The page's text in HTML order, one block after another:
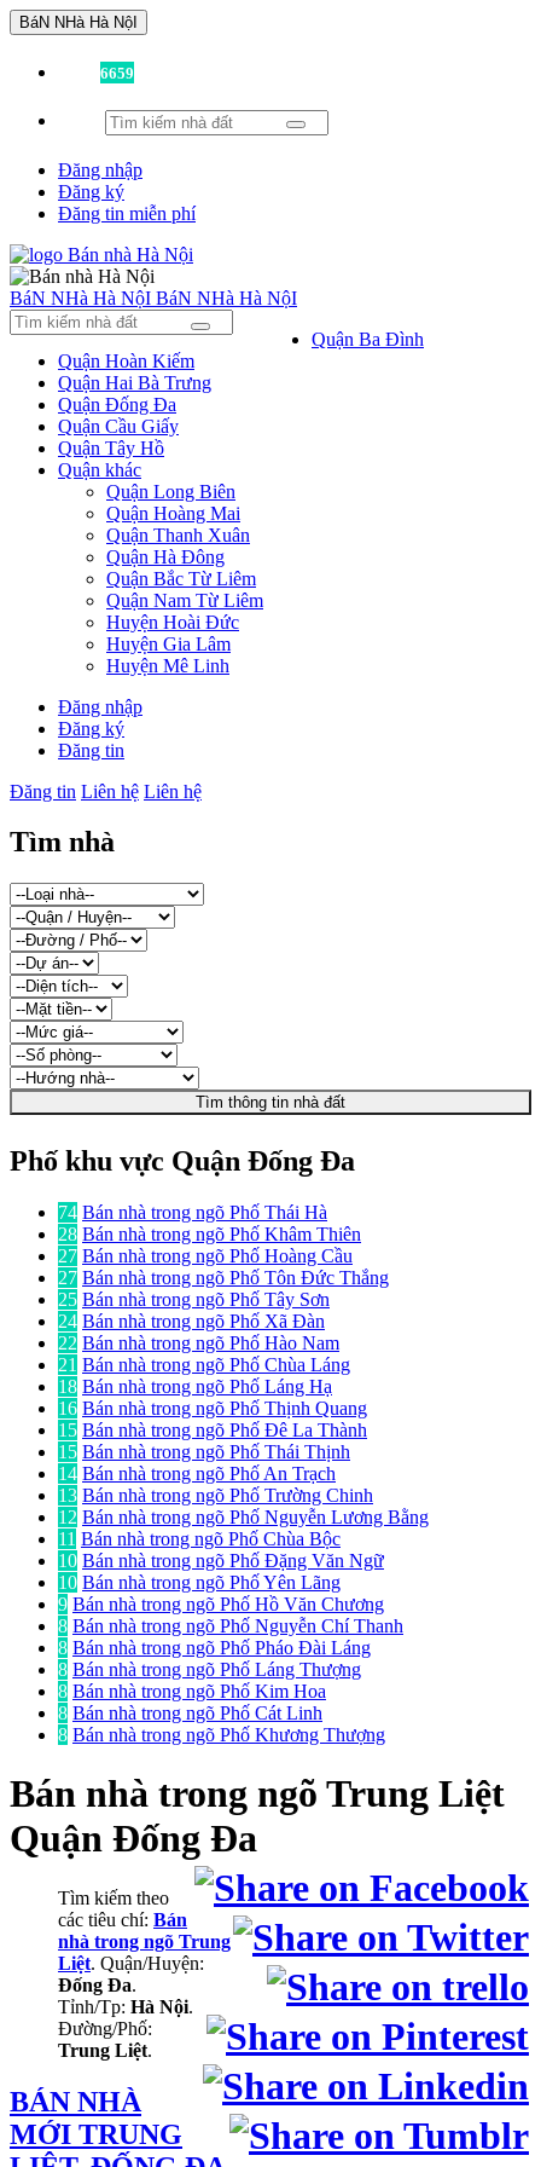
BáN NHà Hà NộI
6659
Đăng nhập
Đăng ký
Đăng tin miễn phí
BáN NHà Hà NộI BáN NHà Hà NộI
Quận Ba Đình
Quận Hoàn Kiếm
Quận Hai Bà Trưng
Quận Đống Đa
Quận Cầu Giấy
Quận Tây Hồ
Quận khác
Quận Long Biên
Quận Hoàng Mai
Quận Thanh Xuân
Quận Hà Đông
Quận Bắc Từ Liêm
Quận Nam Từ Liêm
Huyện Hoài Đức
Huyện Gia Lâm
Huyện Mê Linh
Đăng nhập
Đăng ký
Đăng tin
Đăng tin Liên hệ Liên hệ
Tìm nhà
Tìm thông tin nhà đất
Phố khu vực Quận Đống Đa
74 Bán nhà trong ngõ Phố Thái Hà
28 Bán nhà trong ngõ Phố Khâm Thiên
27 Bán nhà trong ngõ Phố Hoàng Cầu
27 Bán nhà trong ngõ Phố Tôn Đức Thắng
25 Bán nhà trong ngõ Phố Tây Sơn
24 Bán nhà trong ngõ Phố Xã Đàn
22 Bán nhà trong ngõ Phố Hào Nam
21 Bán nhà trong ngõ Phố Chùa Láng
18 Bán nhà trong ngõ Phố Láng Hạ
16 Bán nhà trong ngõ Phố Thịnh Quang
15 Bán nhà trong ngõ Phố Đê La Thành
15 Bán nhà trong ngõ Phố Thái Thịnh
14 Bán nhà trong ngõ Phố An Trạch
13 Bán nhà trong ngõ Phố Trường Chinh
12 Bán nhà trong ngõ Phố Nguyễn Lương Bằng
11 Bán nhà trong ngõ Phố Chùa Bộc
10 Bán nhà trong ngõ Phố Đặng Văn Ngữ
10 Bán nhà trong ngõ Phố Yên Lãng
9 Bán nhà trong ngõ Phố Hồ Văn Chương
8 Bán nhà trong ngõ Phố Nguyễn Chí Thanh
8 Bán nhà trong ngõ Phố Pháo Đài Láng
8 Bán nhà trong ngõ Phố Láng Thượng
8 Bán nhà trong ngõ Phố Kim Hoa
8 Bán nhà trong ngõ Phố Cát Linh
8 Bán nhà trong ngõ Phố Khương Thượng
Bán nhà trong ngõ Trung Liệt
Quận Đống Đa
Tìm kiếm theo
các tiêu chí: Bán
nhà trong ngõ Trung
Liệt. Quận/Huyện:
Đống Đa.
Tỉnh/Tp: Hà Nội.
Đường/Phố:
Trung Liệt.
BÁN NHÀ
MỚI TRUNG